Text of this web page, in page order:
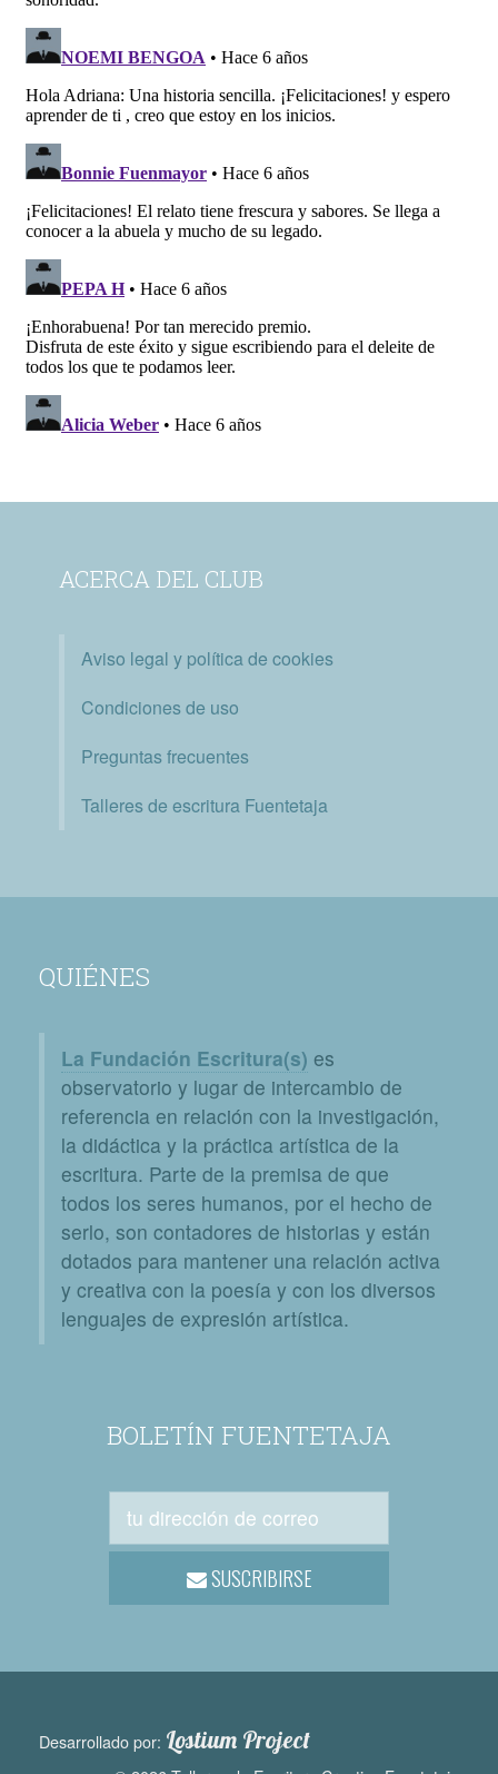
ACERCA DEL CLUB
Aviso legal y política de cookies
Condiciones de uso
Preguntas frecuentes
Talleres de escritura Fuentetaja
QUIÉNES
La Fundación Escritura(s) es
observatorio y lugar de intercambio de
referencia en relación con la investigación,
la didáctica y la práctica artística de la
escritura. Parte de la premisa de que
todos los seres humanos, por el hecho de
serlo, son contadores de historias y están
dotados para mantener una relación activa
y creativa con la poesía y con los diversos
lenguajes de expresión artística.
BOLETÍN FUENTETAJA
SUSCRIBIRSE
Desarrollado por: Lostium Project